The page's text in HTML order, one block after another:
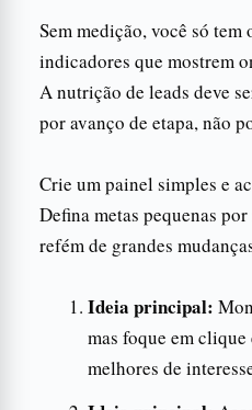
Sem medição, você só
indicadores que mostrem
A nutrição de leads deve
por avanço de etapa, não
Crie um painel simples e
Defina metas pequenas
refém de grandes
Ideia principal:
mas foque em
melhores de